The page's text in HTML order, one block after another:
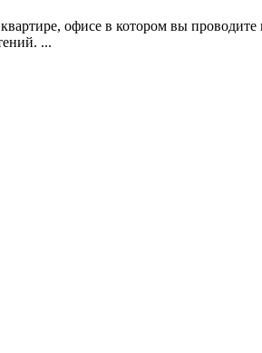
офисе в котором вы
...